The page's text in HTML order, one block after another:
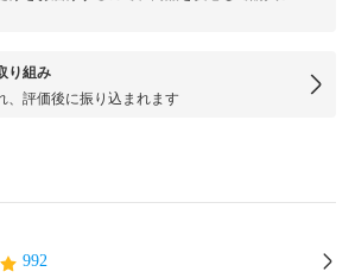
り組み
、評価後に振り込まれます
992